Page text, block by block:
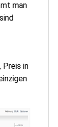
man
Preis in